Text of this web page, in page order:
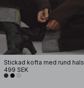
499 SEK